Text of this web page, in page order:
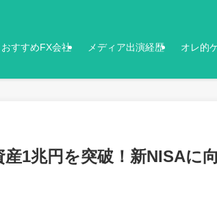
おすすめFX会社 メディア出演経歴 オレ的
1兆円を突破！新NISAに